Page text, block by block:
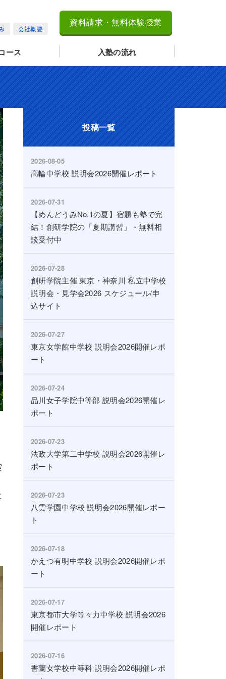
会社概要
資料請求・無料体験授業
ース 入塾の流れ
投稿一覧
2026-08-05
高輪中学校 説明会2026開催レポート
2026-07-31
【めんどうみNo.1の夏】宿題も塾で完
結！創研学院の「夏期講習」・無料相
談受付中
2026-07-28
創研学院主催 東京・神奈川 私立中学校
説明会・見学会2026 スケジュール/申
込サイト
2026-07-27
東京女学館中学校 説明会2026開催レポ
ート
2026-07-24
品川女子学院中等部 説明会2026開催レ
ポート
2026-07-23
法政大学第二中学校 説明会2026開催レ
ポート
2026-07-23
八雲学園中学校 説明会2026開催レポー
ト
2026-07-18
かえつ有明中学校 説明会2026開催レポ
ート
2026-07-17
東京都市大学等々力中学校 説明会2026
開催レポート
2026-07-16
香蘭女学校中等科 説明会2026開催レポ